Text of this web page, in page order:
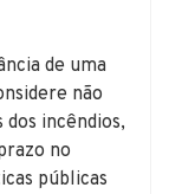
de uma
não
dos incêndios,
no
públicas